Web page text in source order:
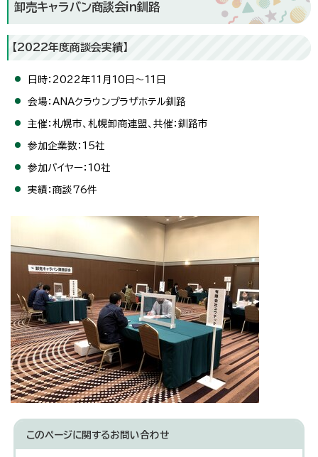
卸売キャラバン商談会in釧路
【2022年度商談会実績】
日時：2022年11月10日～11日
会場：ANAクラウンプラザホテル釧路
主催：札幌市、札幌卸商連盟、共催：釧路市
参加企業数：15社
参加バイヤー：10社
実績：商談76件
このページに関するお問い合わせ